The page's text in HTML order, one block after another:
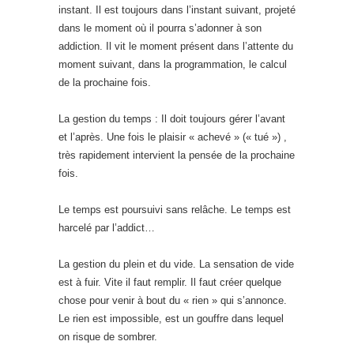
instant. Il est toujours dans l’instant suivant, projeté
dans le moment où il pourra s’adonner à son
addiction. Il vit le moment présent dans l’attente du
moment suivant, dans la programmation, le calcul
de la prochaine fois.
La gestion du temps : Il doit toujours gérer l’avant
et l’après. Une fois le plaisir « achevé » (« tué ») ,
très rapidement intervient la pensée de la prochaine
fois.
Le temps est poursuivi sans relâche. Le temps est
harcelé par l’addict…
La gestion du plein et du vide. La sensation de vide
est à fuir. Vite il faut remplir. Il faut créer quelque
chose pour venir à bout du « rien » qui s’annonce.
Le rien est impossible, est un gouffre dans lequel
on risque de sombrer.